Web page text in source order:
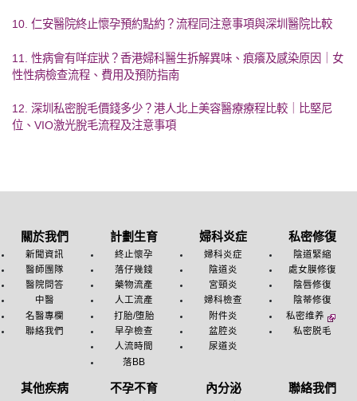
10. 仁安醫院終止懷孕預約點約？流程同注意事項與深圳醫院比較
11. 性病會有咩症狀？香港婦科醫生拆解異味、痕癢及感染原因｜女
性性病檢查流程、費用及預防指南
12. 深圳私密脫毛價錢多少？港人北上美容醫療療程比較｜比堅尼
位、VIO激光脫毛流程及注意事項
關於我們
新聞資訊
醫師團隊
醫院問答
中醫
名醫專欄
聯絡我們
計劃生育
終止懷孕
落仔幾錢
藥物流產
人工流產
打胎/堕胎
早孕檢查
人流時間
落BB
婦科炎症
婦科炎症
陰道炎
宮頸炎
婦科檢查
附件炎
盆腔炎
尿道炎
私密修復
陰道緊縮
處女膜修復
陰唇修復
陰蒂修復
私密维养
私密脱毛
其他疾病 不孕不育 內分泌 聯絡我們